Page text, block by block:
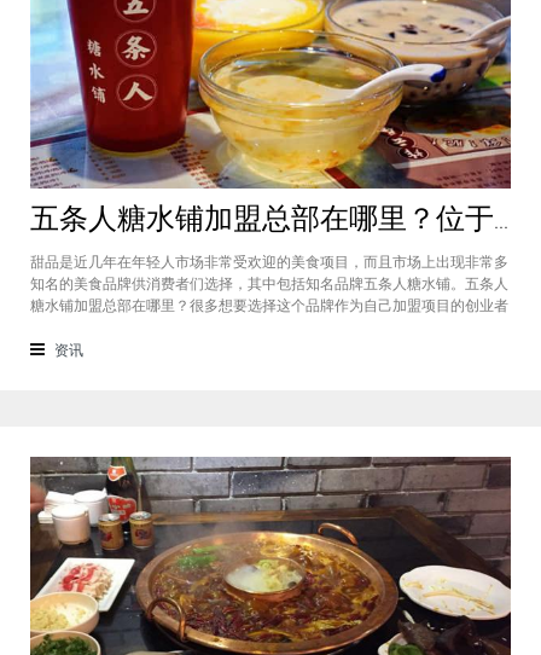
五条人糖水铺加盟总部在哪里？位于福建厦门欢迎大家前来考察
甜品是近几年在年轻人市场非常受欢迎的美食项目，而且市场上出现非常多
知名的美食品牌供消费者们选择，其中包括知名品牌五条人糖水铺。五条人
糖水铺加盟总部在哪里？很多想要选择这个品牌作为自己加盟项目的创业者
门进行考察，带大家了解五条人糖水铺加盟情况，欢迎大家前来考察。五条
资讯